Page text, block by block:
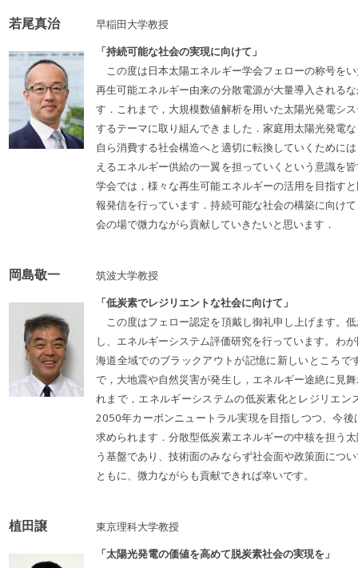
若尾真治
早稲田大学教授
「持続可能な社会の実現に向けて」
この度は日本太陽エネルギー学会フェローの称号を
再生可能エネルギー由来の分散電源が大量導入される
す．これまで，大規模数値解析を用いた太陽光発電シ
するテーマに取り組んできました．家庭用太陽光発電
自ら消費する社会構造へと適切に転換していくために
えるエネルギー供給の一翼を担っていくという意識を
学会では，様々な再生可能エネルギーの活用を目指す
報発信を行っています．持続可能な社会の構築に向け
会の場で微力ながら貢献していきたいと思います．
岡島敬一
筑波大学教授
「低炭素でレジリエントな社会に向けて」
この度はフェロー認定を頂戴し御礼申し上げます。
し、エネルギーシステム評価研究を行っています。わ
海道全域でのブラックアウトが記憶に新しいところ
で，大地震や自然災害が発生し，エネルギー途絶に見
れまで，エネルギーシステムの低炭素化とレジリエ
2050年カーボンニュートラル実現を目指しつつ、今
求められます．分散型低炭素エネルギーの中核を担う
う基盤であり、技術面のみならず社会面や政策面につ
ともに、微力ながらも貢献できれば幸いです。
植田譲
東京理科大学教授
「太陽光発電の価値を高めて脱炭素社会の実現を」